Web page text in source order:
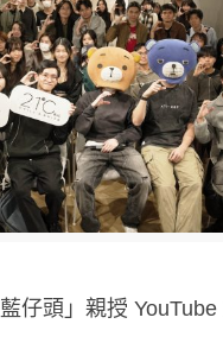
藍仔頭」親授